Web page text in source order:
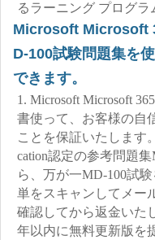
るラーニング プログラ
Microsoft Microsoft
D-100試験問題集を
できます。
1. Microsoft Microsoft
書使って、お客様の自
ことを保証いたします
cation認定の参考問題集
ら、万が一MD-100試
単をスキャンしてメー
確認してから返金いた
年以内に無料更新版を